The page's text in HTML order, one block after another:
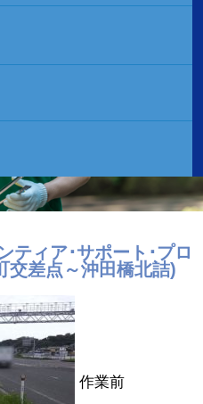
ティア･サポート･プロ
交差点～沖田橋北詰)
作業前